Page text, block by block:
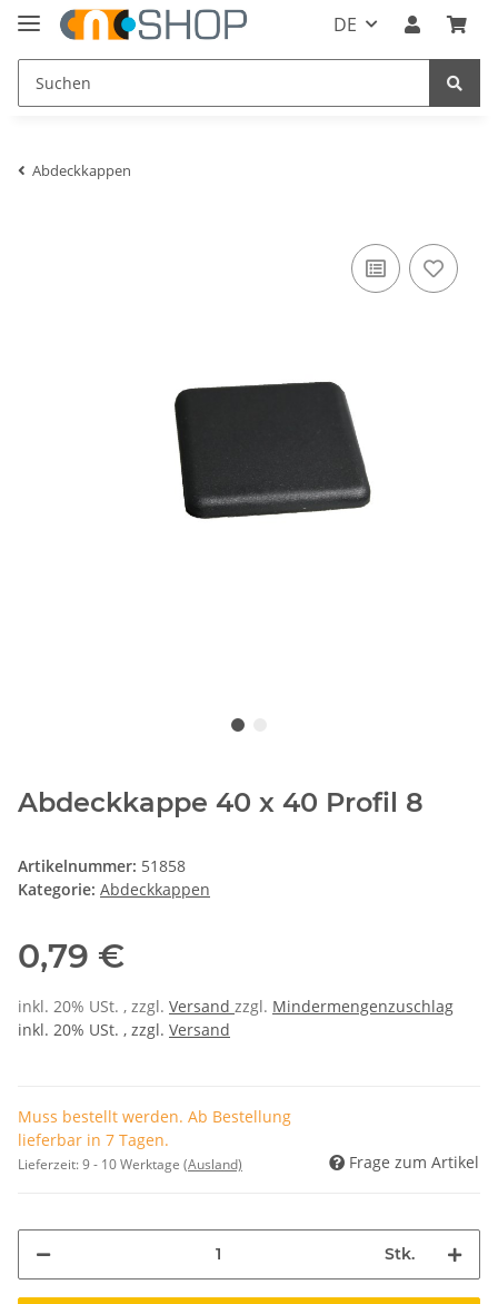
DE
Abdeckkappen
Abdeckkappe 40 x 40 Profil 8
Artikelnummer: 51858
Kategorie: Abdeckkappen
0,79 €
inkl. 20% USt. , zzgl. Versand zzgl. Mindermengenzuschlag
inkl. 20% USt. , zzgl. Versand
Muss bestellt werden. Ab Bestellung
lieferbar in 7 Tagen.
Lieferzeit:9 - 10 Werktage (Ausland) Frage zum Artikel
Stk.